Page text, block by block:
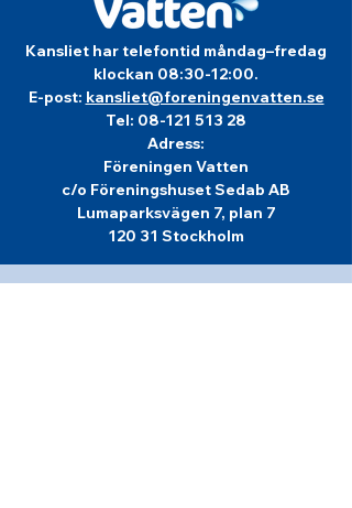
Kansliet har telefontid måndag–fredag
klockan 08:30-12:00.
E-post: kansliet@foreningenvatten.se
Tel: 08-121 513 28
Adress:
Föreningen Vatten
c/o Föreningshuset Sedab AB
Lumaparksvägen 7, plan 7
120 31 Stockholm